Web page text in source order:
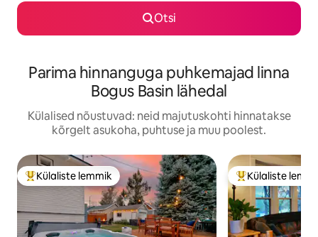
Otsi
Parima hinnanguga puhkemajad linna
Bogus Basin lähedal
Külalised nõustuvad: neid majutuskohti hinnatakse
kõrgelt asukoha, puhtuse ja muu poolest.
Külaliste suur lemmik
Külaliste lemmik Külaliste suur
Külaliste